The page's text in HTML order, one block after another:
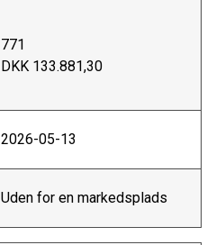
771
DKK 133.881,30
2026-05-13
Uden for en markedsplads